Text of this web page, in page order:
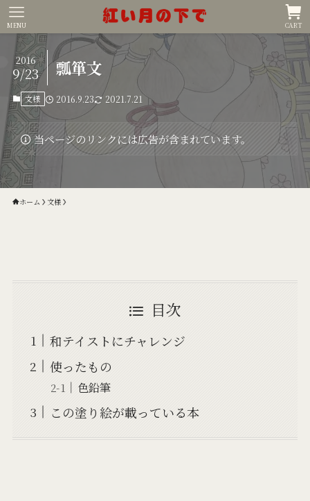
CART
MENU
瓢箪文
2016
9/23
文様 2016.9.23 2021.7.21
当ページのリンクには広告が含まれています。
ホーム 文様
目次
和テイストにチャレンジ
使ったもの
色鉛筆
この塗り絵が載っている本